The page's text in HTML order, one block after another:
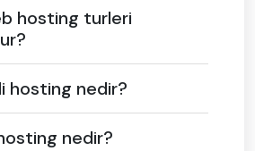
hosting turleri
hosting nedir?
nedir?